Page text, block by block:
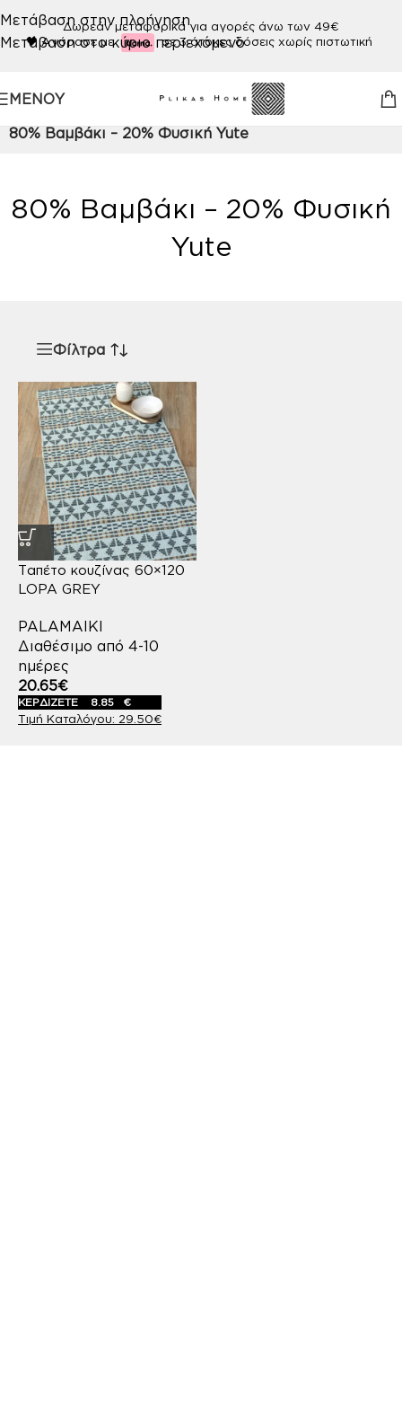
Μετάβαση στην πλοήγηση
Μετάβαση στο κύριο περιεχόμενο
Δωρεάν μεταφορικά για αγορές άνω των 49€
🖤Αγόρασε με σε 3 άτοκες δόσεις χωρίς πιστωτική
ΜΕΝΟΎ
Προϊόν ΠΟΙΟΤΗΤΑ/
80% Βαμβάκι – 20% Φυσική Yute
80% Βαμβάκι – 20% Φυσική
Yute
Φίλτρα
Ταπέτο κουζίνας 60×120
LOPA GREY
PALAMAIKI
Διαθέσιμο από 4-10
ημέρες
29.50€
20.65€
ΚΕΡΔΙΖΕΤΕ 8.85 €